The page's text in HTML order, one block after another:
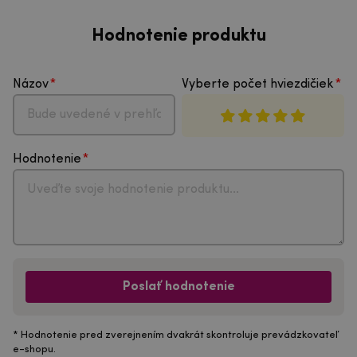
Hodnotenie produktu
Názov Vyberte počet hviezdičiek
Hodnotenie
Poslať hodnotenie
* Hodnotenie pred zverejnením dvakrát skontroluje prevádzkovateľ
e-shopu.